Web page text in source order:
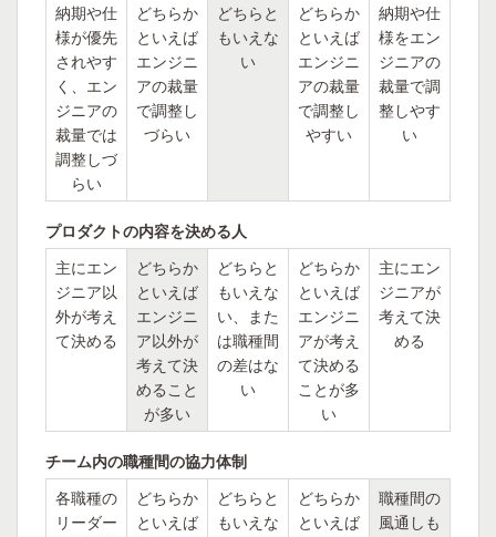
納期や仕
様が優先
されやす
く、エン
ジニアの
裁量では
調整しづ
らい
どちらか
といえば
エンジニ
アの裁量
で調整し
づらい
どちらと
もいえな
い
どちらか
といえば
エンジニ
アの裁量
で調整し
やすい
納期や仕
様をエン
ジニアの
裁量で調
整しやす
い
プロダクトの内容を決める人
主にエン
ジニア以
外が考え
て決める
どちらか
といえば
エンジニ
ア以外が
考えて決
めること
が多い
どちらと
もいえな
い、また
は職種間
の差はな
い
どちらか
といえば
エンジニ
アが考え
て決める
ことが多
い
主にエン
ジニアが
考えて決
める
チーム内の職種間の協力体制
各職種の
リーダー
どちらか
といえば
どちらと
もいえな
どちらか
といえば
職種間の
風通しも